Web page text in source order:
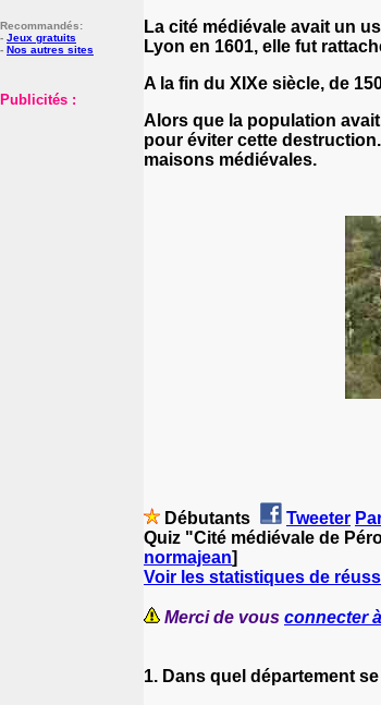
Recommandés:
- Jeux gratuits
- Nos autres sites
Publicités :
La cité médiévale avait un
Lyon en 1601, elle fut
A la fin du XIXe siècle, de
Alors que la population
pour éviter cette
maisons médiévales.
Débutants Tweeter
Quiz "Cité médiévale de
normajean]
Voir les statistiques de
Merci de vous connecter
1. Dans quel département